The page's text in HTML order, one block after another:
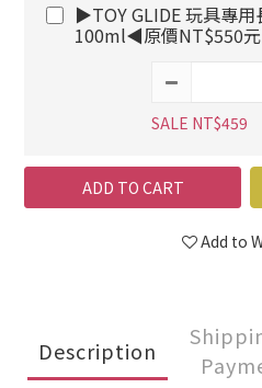
▶TOY GLIDE 玩具專
100ml◀原價NT$550元
SALE NT$459
ADD TO CART
Add to
Description